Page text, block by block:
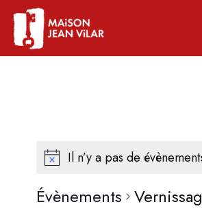
Il n’y a pas de
Évènements